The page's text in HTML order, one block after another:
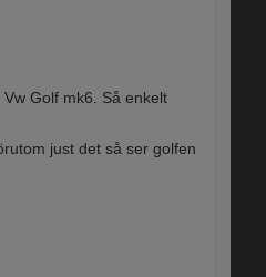
Golf mk6. Så enkelt
just det så ser golfen